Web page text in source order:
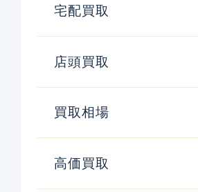
宅配買取
店頭買取
買取相場
高価買取